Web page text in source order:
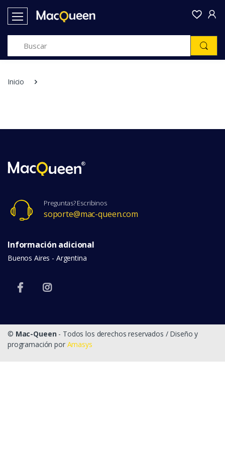
Inicio
Preguntas? Escribinos
soporte@mac-queen.com
Información adicional
Buenos Aires - Argentina
© Mac-Queen- Todos los derechos reservados / Diseño y
programación por Amasys